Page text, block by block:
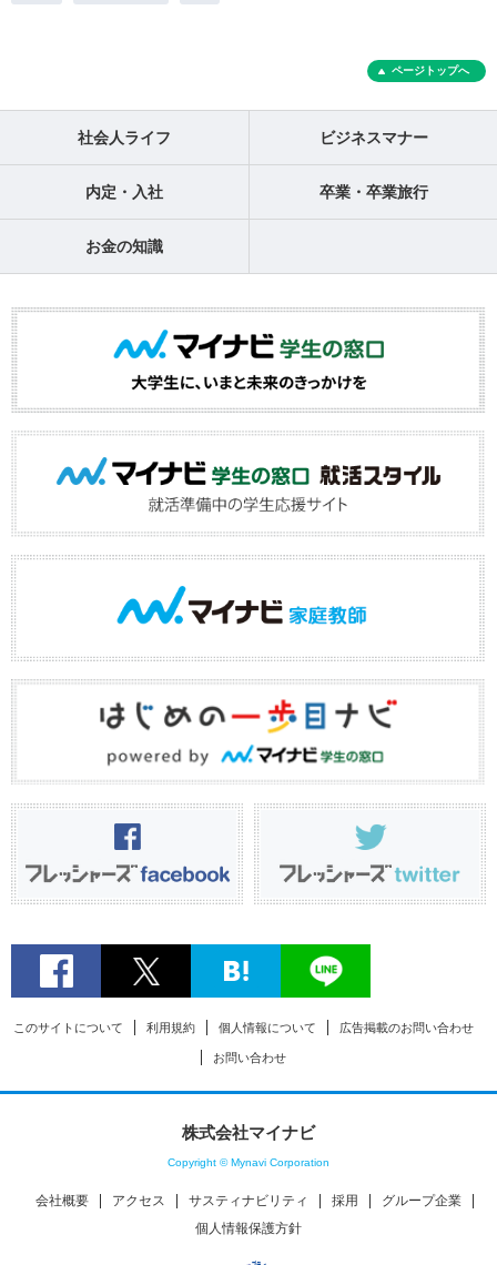
ページトップへ
社会人ライフ ビジネスマナー
内定・入社 卒業・卒業旅行
お金の知識
このサイトについて 利用規約 個人情報について 広告掲載のお問い合わせ
お問い合わせ
株式会社マイナビ
Copyright © Mynavi Corporation
会社概要 アクセス サスティナビリティ 採用
グループ企業
個人情報保護方針